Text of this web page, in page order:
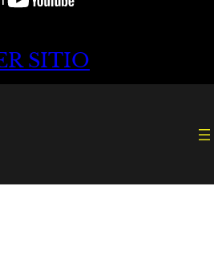
SITIO